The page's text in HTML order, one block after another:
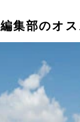
編集部のオス